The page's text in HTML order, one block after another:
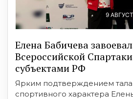
9
Елена Бабичева
Всероссийской
субъектами РФ
Ярким подтверждением
спортивного характера